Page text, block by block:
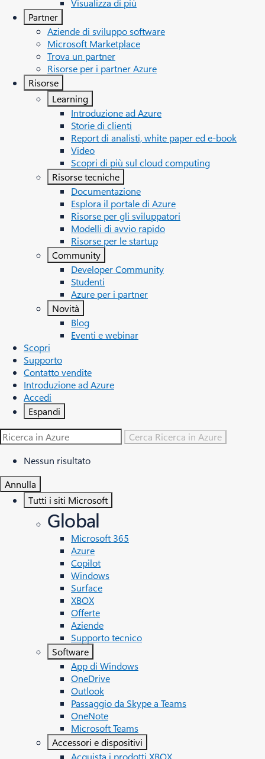
Visualizza di più
Partner
Aziende di sviluppo software
Microsoft Marketplace
Trova un partner
Risorse per i partner Azure
Risorse
Learning
Introduzione ad Azure
Storie di clienti
Report di analisti, white paper ed e-book
Video
Scopri di più sul cloud computing
Risorse tecniche
Documentazione
Esplora il portale di Azure
Risorse per gli sviluppatori
Modelli di avvio rapido
Risorse per le startup
Community
Developer Community
Studenti
Azure per i partner
Novità
Blog
Eventi e webinar
Scopri
Supporto
Contatto vendite
Introduzione ad Azure
Accedi
Espandi
Cerca Ricerca in Azure
Nessun risultato
Annulla
Tutti i siti Microsoft
Global
Microsoft 365
Azure
Copilot
Windows
Surface
XBOX
Offerte
Aziende
Supporto tecnico
Software
App di Windows
OneDrive
Outlook
Passaggio da Skype a Teams
OneNote
Microsoft Teams
Accessori e dispositivi
Acquista i prodotti XBOX